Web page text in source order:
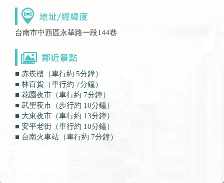
台南市中西區永華路一段144巷
■ 赤崁樓（車行約 5分鐘）
■ 林百貨（車行約 7分鐘）
■ 花園夜市（車行約 7分鐘）
■ 武聖夜市（步行約 10分鐘）
■ 大東夜市（車行約 13分鐘）
■ 安平老街（車行約 10分鐘）
■ 台南火車站（車行約 7分鐘）